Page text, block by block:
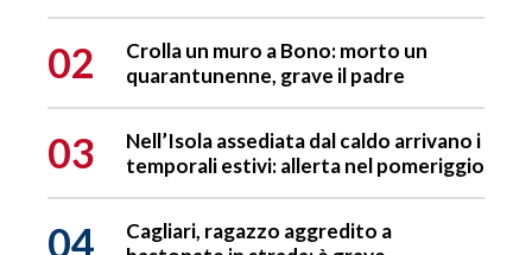
02
Crolla un muro a Bono: morto un
quarantunenne, grave il padre
03
Nell’Isola assediata dal caldo arrivano i
temporali estivi: allerta nel pomeriggio
04
Cagliari, ragazzo aggredito a